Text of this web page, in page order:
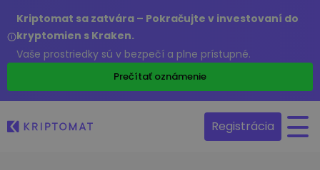
Kriptomat sa zatvára – Pokračujte v investovaní do
kryptomien s Kraken.
Vaše prostriedky sú v bezpečí a plne prístupné.
Prečítať oznámenie
Registrácia